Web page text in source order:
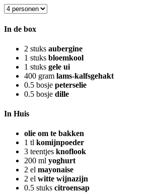
In de box
2 stuks aubergine
1 stuks bloemkool
1 stuks gele ui
400 gram lams-kalfsgehakt
0.5 bosje peterselie
0.5 bosje dille
In Huis
olie om te bakken
1 tl komijnpoeder
3 teentjes knoflook
200 ml yoghurt
2 el mayonaise
2 el witte wijnazijn
0.5 stuks citroensap